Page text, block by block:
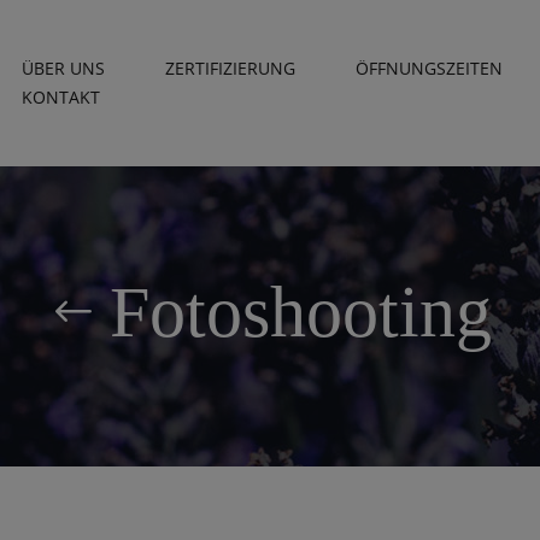
ÜBER UNS ZERTIFIZIERUNG
ÖFFNUNGSZEITEN
KONTAKT
Fotoshooting